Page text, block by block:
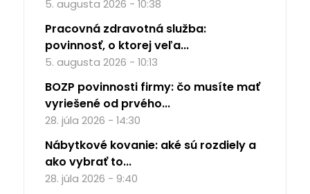
5. augusta 2026 - 10:38
Pracovná zdravotná služba:
povinnosť, o ktorej veľa...
5. augusta 2026 - 10:13
BOZP povinnosti firmy: čo musíte mať
vyriešené od prvého...
28. júla 2026 - 14:30
Nábytkové kovanie: aké sú rozdiely a
ako vybrať to...
28. júla 2026 - 9:40